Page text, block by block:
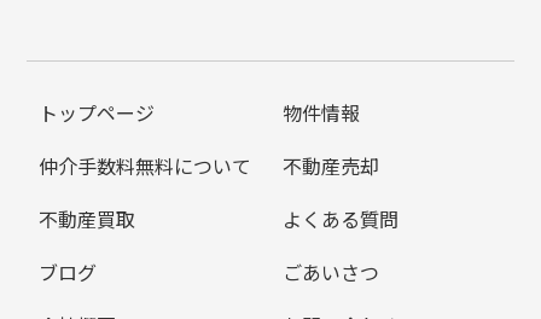
トップページ
物件情報
仲介手数料無料について
不動産売却
不動産買取
よくある質問
ブログ
ごあいさつ